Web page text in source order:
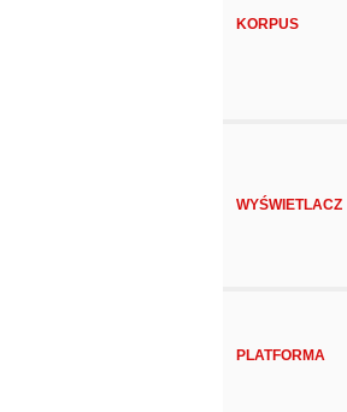
KORPUS
WYŚWIETLACZ
PLATFORMA